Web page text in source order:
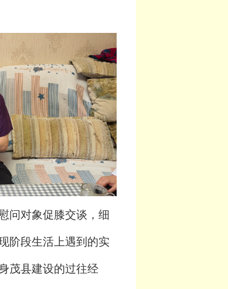
问对象促膝交谈，细
阶段生活上遇到的实
茂县建设的过往经